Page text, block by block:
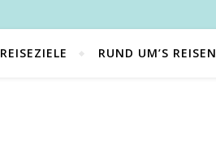
REISEZIELE RUND UM’S REISEN